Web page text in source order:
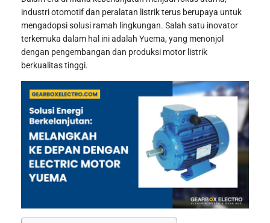
industri otomotif dan peralatan listrik terus berupaya untuk
mengadopsi solusi ramah lingkungan. Salah satu inovator
terkemuka dalam hal ini adalah Yuema, yang menonjol
dengan pengembangan dan produksi motor listrik
berkualitas tinggi.